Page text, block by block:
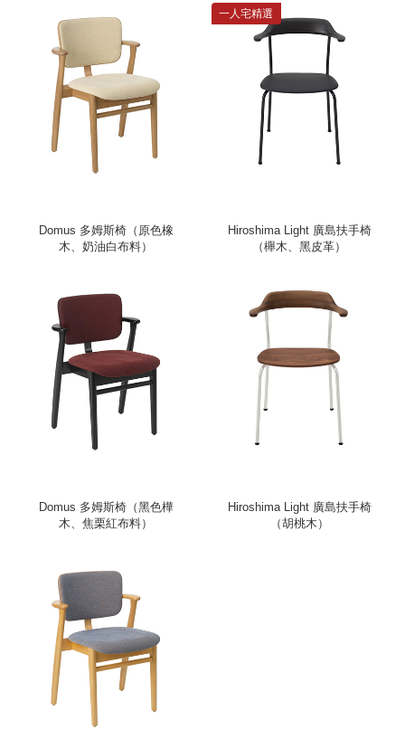
Domus 多姆斯椅（原色橡
木、奶油白布料）
一人宅精選
Hiroshima Light 廣島扶手椅
（櫸木、黑皮革）
Domus 多姆斯椅（黑色樺
木、焦栗紅布料）
Hiroshima Light 廣島扶手椅
（胡桃木）